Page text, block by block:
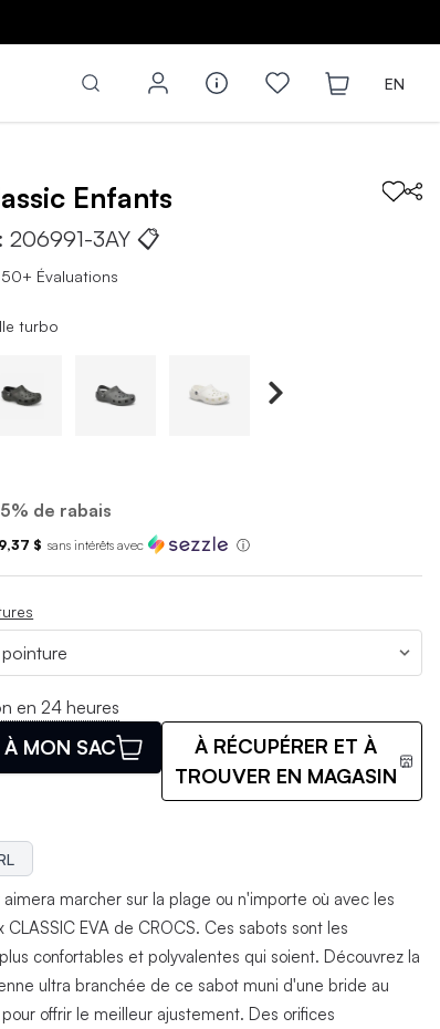
EN
Enfants
206991-3AY 📋
50+ Évaluations
turbo
de rabais
9,37 $ sans intérêts avec ⓘ
en 24 heures
MON SAC
À RÉCUPÉRER ET À
TROUVER EN MAGASIN
marcher sur la plage ou n'importe où avec les
CLASSIC EVA de CROCS. Ces sabots sont les
confortables et polyvalentes qui soient. Découvrez la
ultra branchée de ce sabot muni d'une bride au
offrir le meilleur ajustement. Des orifices